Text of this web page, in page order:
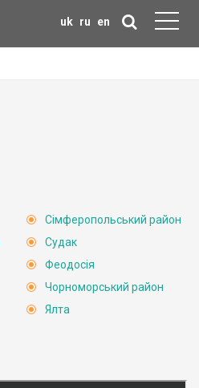
uk ru en
Сімферопольський район
Судак
Феодосія
Чорноморський район
Ялта